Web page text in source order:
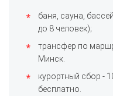
баня, сауна,
до 8 человек);
трансфер по
Минск.
курортный сбор -
бесплатно.